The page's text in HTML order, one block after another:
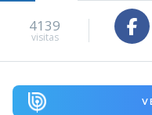
4139
visitas